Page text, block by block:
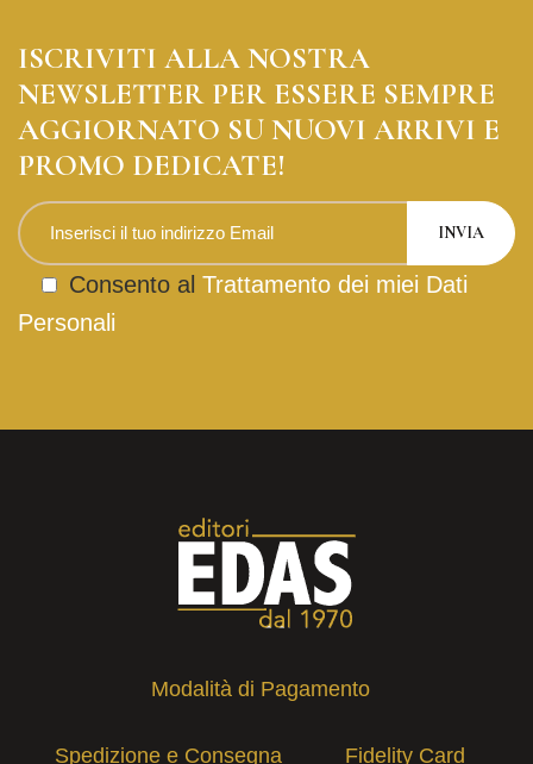
ISCRIVITI ALLA NOSTRA
NEWSLETTER PER ESSERE SEMPRE
AGGIORNATO SU NUOVI ARRIVI E
PROMO DEDICATE!
Consento al Trattamento dei miei Dati
Personali
Modalità di Pagamento
Spedizione e Consegna Fidelity Card